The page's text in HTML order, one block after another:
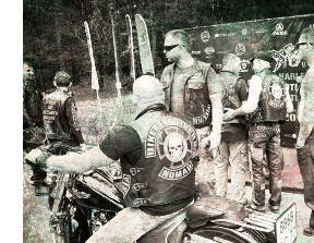
BIKER BROTHERS FESTIVAL—
ежегодный мотофестиваль и рок-
фестиваль, который проводится с